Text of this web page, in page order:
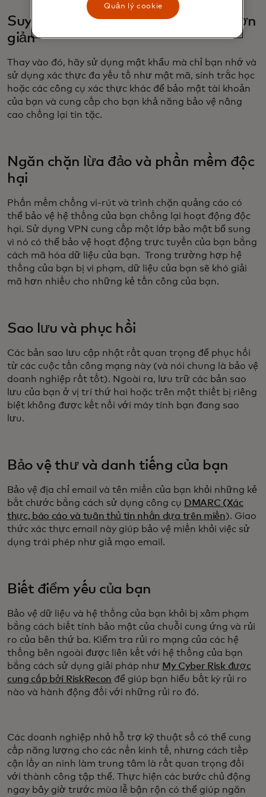
Suy nghĩ xa hơn những mật khẩu đơn
giản
Thay vào đó, hãy sử dụng mật khẩu mà chỉ bạn nhớ và
sử dụng xác thực đa yếu tố như mật mã, sinh trắc học
hoặc các công cụ xác thực khác để bảo mật tài khoản
của bạn và cung cấp cho bạn khả năng bảo vệ nâng
cao chống lại tin tặc.
Ngăn chặn lừa đảo và phần mềm độc
hại
Phần mềm chống vi-rút và trình chặn quảng cáo có
thể bảo vệ hệ thống của bạn chống lại hoạt động độc
hại. Sử dụng VPN cung cấp một lớp bảo mật bổ sung
vì nó có thể bảo vệ hoạt động trực tuyến của bạn bằng
cách mã hóa dữ liệu của bạn. Trong trường hợp hệ
thống của bạn bị vi phạm, dữ liệu của bạn sẽ khó giải
mã hơn nhiều cho những kẻ tấn công của bạn.
Sao lưu và phục hồi
Các bản sao lưu cập nhật rất quan trọng để phục hồi
từ các cuộc tấn công mạng này (và nói chung là bảo vệ
doanh nghiệp rất tốt). Ngoài ra, lưu trữ các bản sao
lưu của bạn ở vị trí thứ hai hoặc trên một thiết bị riêng
biệt không được kết nối với máy tính bạn đang sao
lưu.
Bảo vệ thư và danh tiếng của bạn
Bảo vệ địa chỉ email và tên miền của bạn khỏi những kẻ
bắt chước bằng cách sử dụng công cụ DMARC (Xác
thực, báo cáo và tuân thủ tin nhắn dựa trên miền). Giao
thức xác thực email này giúp bảo vệ miền khỏi việc sử
dụng trái phép như giả mạo email.
Biết điểm yếu của bạn
Bảo vệ dữ liệu và hệ thống của bạn khỏi bị xâm phạm
bằng cách biết tính bảo mật của chuỗi cung ứng và rủi
ro của bên thứ ba. Kiểm tra rủi ro mạng của các hệ
thống bên ngoài được liên kết với hệ thống của bạn
bằng cách sử dụng giải pháp như My Cyber Risk được
cung cấp bởi RiskRecon để giúp bạn hiểu bất kỳ rủi ro
nào và hành động đối với những rủi ro đó.
Các doanh nghiệp nhỏ hỗ trợ kỹ thuật số có thể cung
cấp năng lượng cho các nền kinh tế, nhưng cách tiếp
cận lấy an ninh làm trung tâm là rất quan trọng đối
với thành công tập thể. Thực hiện các bước chủ động
ngay bây giờ trước mùa lễ bận rộn có thể giúp ngăn
Quản lý cookie